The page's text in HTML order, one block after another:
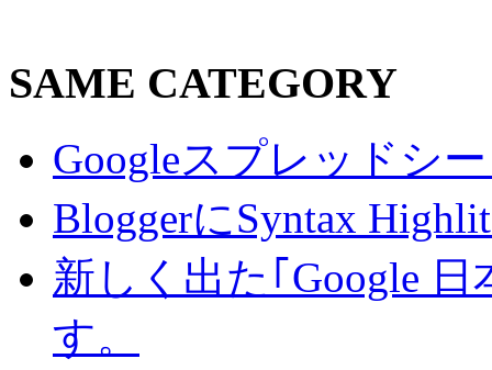
SAME CATEGORY
Googleスプレッドシ
BloggerにSyntax
新しく出た｢Google
す。